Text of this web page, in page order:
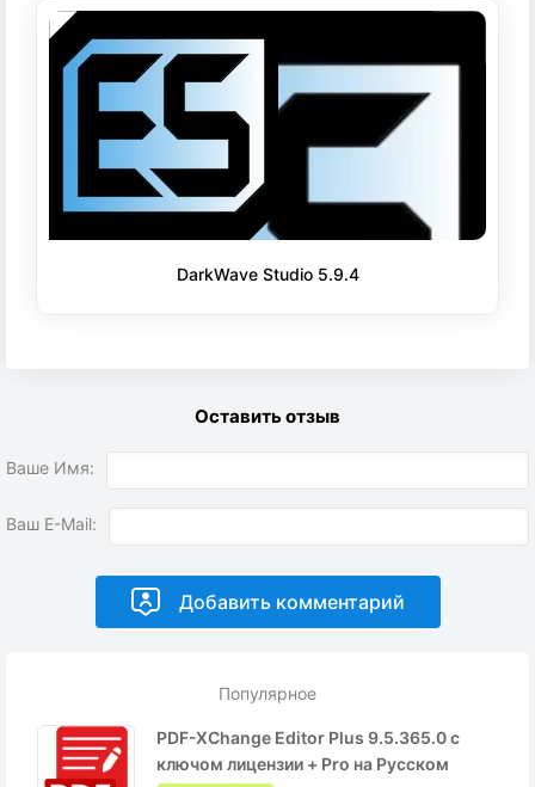
Популярное
PDF-XChange Editor Plus 9.5.365.0 с
ключом лицензии + Pro на Русском
DarkWave Studio 5.9.4
Оставить отзыв
Ваше Имя:
Ваш E-Mail: